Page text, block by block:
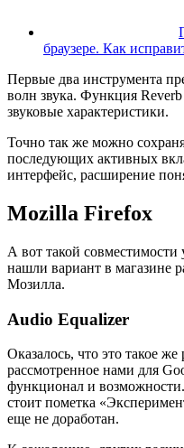
браузере. Как
Первые два инструмента
волн звука. Функция
звуковые характеристики.
Точно так же можно
последующих активных
интерфейс, расширение
Mozilla Firefox
А вот такой
нашли вариант в магазине
Мозилла.
Audio Equalizer
Оказалось, что это такое
рассмотренное нами для
функционал и
стоит пометка
еще не доработан.